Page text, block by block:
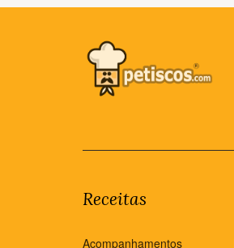
Receitas
Acompanhamentos